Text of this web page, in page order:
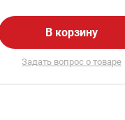
В корзину
Задать вопрос о товаре